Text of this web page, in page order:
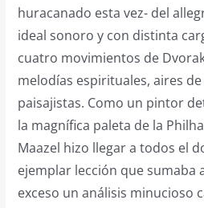
huracanado esta vez- del
ideal sonoro y con distinta
cuatro movimientos de
melodías espirituales, aires
paisajistas. Como un pintor
la magnífica paleta de la
Maazel hizo llegar a todos el
ejemplar lección que sumaba
exceso un análisis minucioso